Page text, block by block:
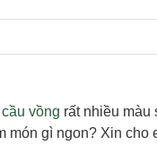
vồng rất nhiều màu
món gì ngon? Xin cho